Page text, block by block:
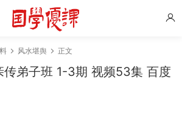
风水堪舆 正文
传弟子班 1-3期 视频53集 百度